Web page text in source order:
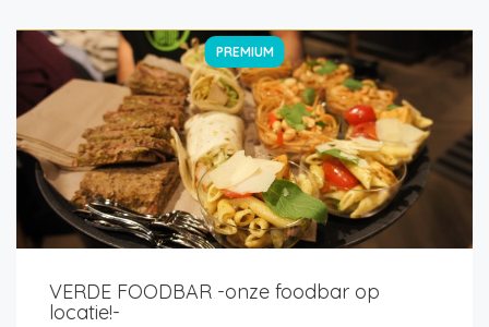
PREMIUM
VERDE FOODBAR -onze foodbar op
locatie!-